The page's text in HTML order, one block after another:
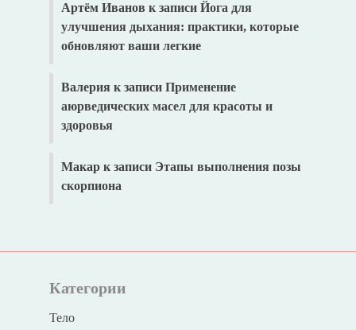
Артём Иванов к записи Йога для
улучшения дыхания: практики, которые
обновляют ваши легкие
Валерия к записи Применение
аюрведических масел для красоты и
здоровья
Макарк записи Этапы выполнения позы
скорпиона
Категории
Тело